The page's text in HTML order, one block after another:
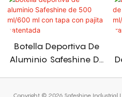
Botella Deportiva De
Aluminio Safeshine De
Copyright © 2026 Safeshine Industrial